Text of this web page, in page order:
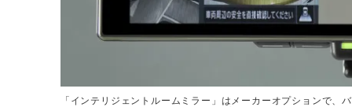
「インテリジェントルームミラー」はメーカーオプションで、バ